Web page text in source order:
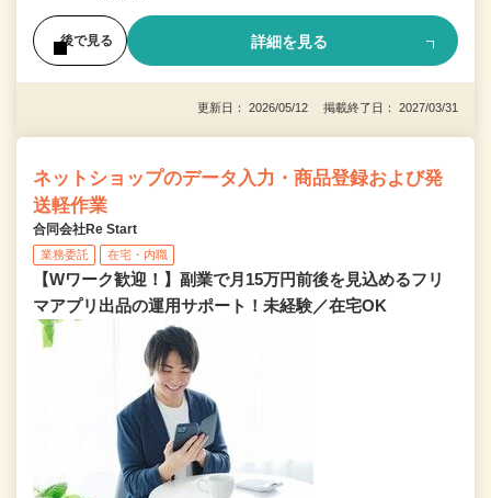
後で見る 詳細を見る
更新日： 2026/05/12 掲載終了日： 2027/03/31
ネットショップのデータ入力・商品登録および発
送軽作業
合同会社Re Start
業務委託 在宅・内職
【Wワーク歓迎！】副業で月15万円前後を見込めるフリ
マアプリ出品の運用サポート！未経験／在宅OK